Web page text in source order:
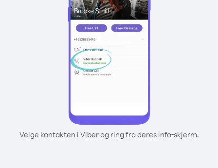
Velge kontakten i Viber og ring fra deres info-skjerm.